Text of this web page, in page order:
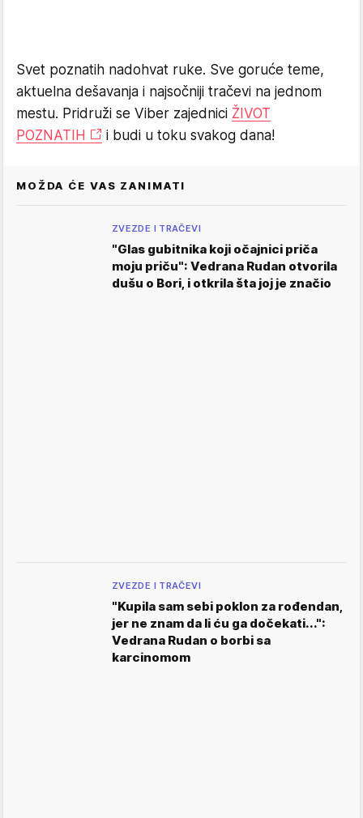
Svet poznatih nadohvat ruke. Sve goruće teme,
aktuelna dešavanja i najsočniji tračevi na jednom
mestu. Pridruži se Viber zajednici ŽIVOT
POZNATIH
i budi u toku svakog dana!
MOŽDA ĆE VAS ZANIMATI
ZVEZDE I TRAČEVI
"Glas gubitnika koji očajnici priča
moju priču": Vedrana Rudan otvorila
dušu o Bori, i otkrila šta joj je značio
ZVEZDE I TRAČEVI
"Kupila sam sebi poklon za rođendan,
jer ne znam da li ću ga dočekati...":
Vedrana Rudan o borbi sa
karcinomom